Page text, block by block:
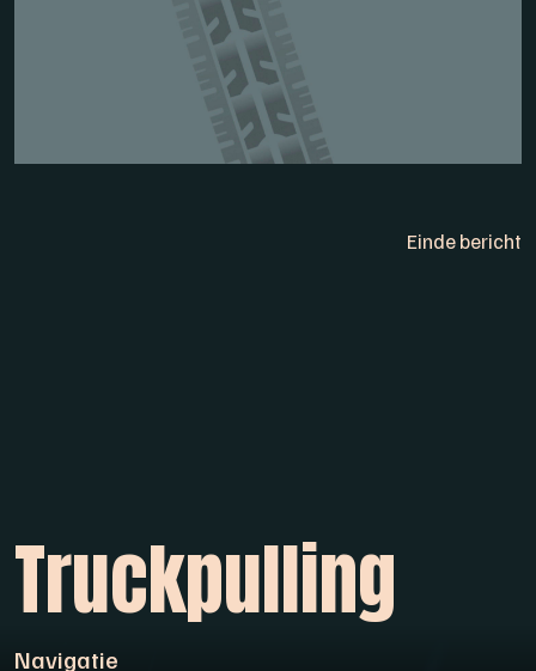
Einde bericht
Truckpulling
Navigatie